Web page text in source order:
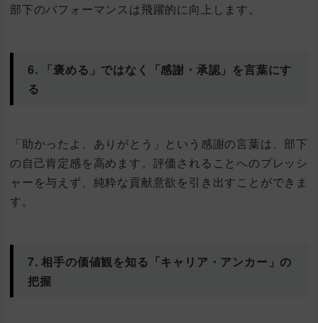
部下のパフォーマンスは飛躍的に向上します。
6. 「褒める」ではなく「感謝・承認」を言葉にす
る
「助かったよ、ありがとう」という感謝の言葉は、部下
の自己肯定感を高めます。評価されることへのプレッシ
ャーを与えず、純粋な貢献意欲を引き出すことができま
す。
7. 相手の価値観を知る「キャリア・アンカー」の
把握